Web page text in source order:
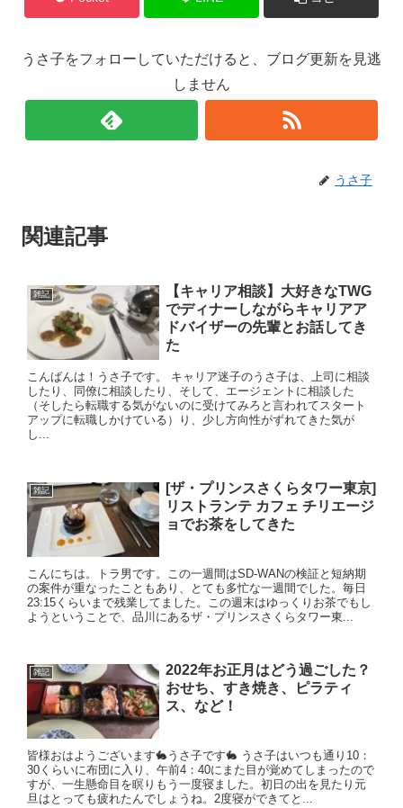
うさ子をフォローしていただけると、ブログ更新を見逃
しません
うさ子
関連記事
雑記
【キャリア相談】大好きなTWG
でディナーしながらキャリアア
ドバイザーの先輩とお話してき
た
こんばんは！うさ子です。 キャリア迷子のうさ子は、上司に相談
したり、同僚に相談したり、そして、エージェントに相談した
（そしたら転職する気がないのに受けてみろと言われてスタート
アップに転職しかけている）り、少し方向性がずれてきた気が
し...
雑記
[ザ・プリンスさくらタワー東京]
リストランテ カフェ チリエージ
ョでお茶をしてきた
こんにちは。トラ男です。この一週間はSD-WANの検証と短納期
の案件が重なったこともあり、とても多忙な一週間でした。毎日
23:15くらいまで残業してました。この週末はゆっくりお茶でもし
ようということで、品川にあるザ・プリンスさくらタワー東...
雑記
2022年お正月はどう過ごした？
おせち、すき焼き、ピラティ
ス、など！
皆様おはようございます🐇うさ子です🐇 うさ子はいつも通り10：
30くらいに布団に入り、午前4：40にまた目が覚めてしまったので
すが、一生懸命目を瞑りもう一度寝ました。初日の出を見たり元
旦はとっても疲れたんでしょうね。2度寝ができてと...